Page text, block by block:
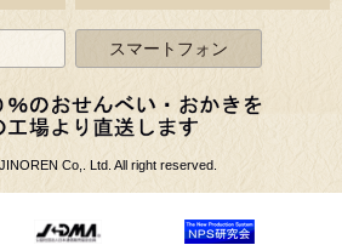
スマートフォン
Co,. Ltd. All right reserved.